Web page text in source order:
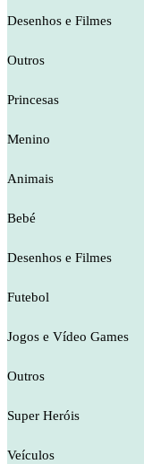
Desenhos e Filmes
Outros
Princesas
Menino
Animais
Bebé
Desenhos e Filmes
Futebol
Jogos e Vídeo Games
Outros
Super Heróis
Veículos